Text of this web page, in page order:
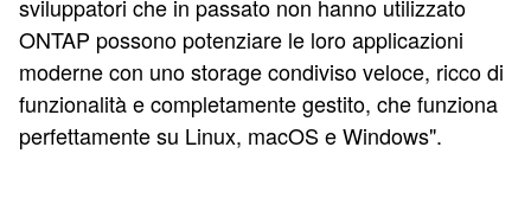
sviluppatori che in passato non hanno utilizzato
ONTAP possono potenziare le loro applicazioni
moderne con uno storage condiviso veloce, ricco di
funzionalità e completamente gestito, che funziona
perfettamente su Linux, macOS e Windows".